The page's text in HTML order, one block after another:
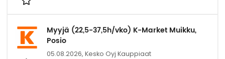
Myyjä (22,5-37,5h/vko) K-Market Muikku,
Posio
05.08.2026, Kesko Oyj Kauppiaat